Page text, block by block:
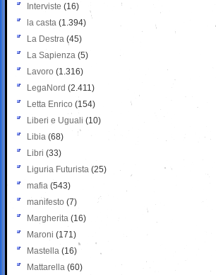
Interviste (16)
la casta (1.394)
La Destra (45)
La Sapienza (5)
Lavoro (1.316)
LegaNord (2.411)
Letta Enrico (154)
Liberi e Uguali (10)
Libia (68)
Libri (33)
Liguria Futurista (25)
mafia (543)
manifesto (7)
Margherita (16)
Maroni (171)
Mastella (16)
Mattarella (60)